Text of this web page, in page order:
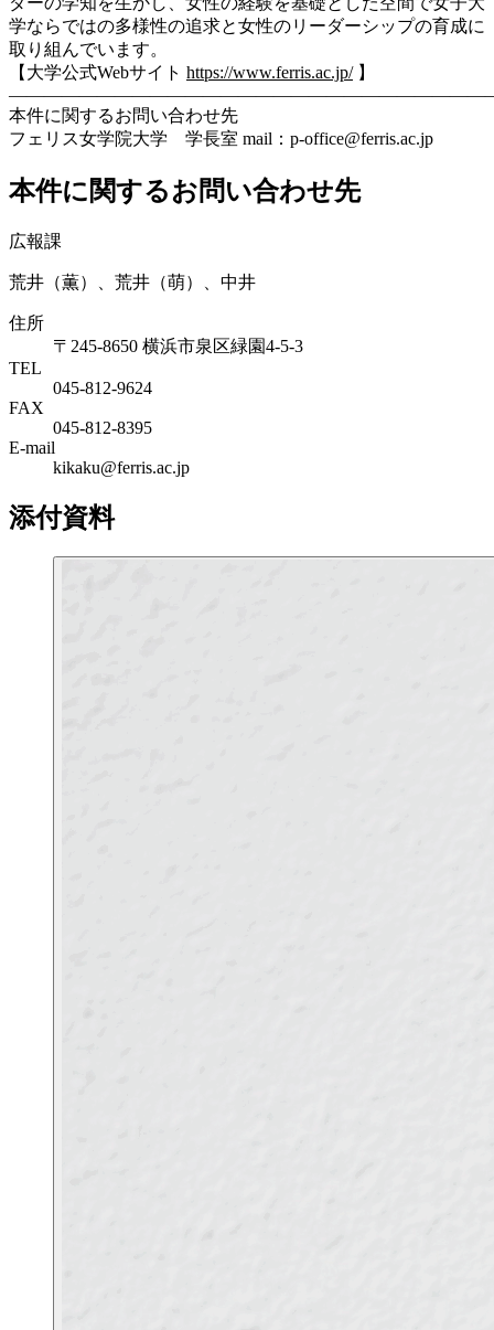
学ならではの多様性の追求と女性のリーダーシップの育成に
取り組んでいます。
【大学公式Webサイト https://www.ferris.ac.jp/】
本件に関するお問い合わせ先
フェリス女学院大学 学長室 mail：p-office@ferris.ac.jp
本件に関するお問い合わせ先
広報課
荒井（薫）、荒井（萌）、中井
住所
〒245-8650 横浜市泉区緑園4-5-3
TEL
045-812-9624
FAX
045-812-8395
E-mail
kikaku@ferris.ac.jp
添付資料